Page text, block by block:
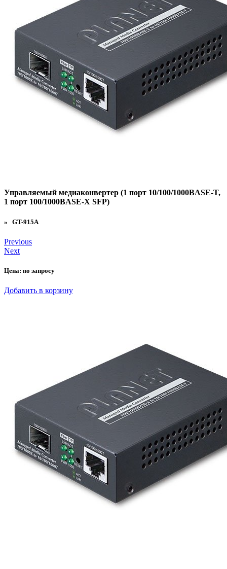
Управляемый медиаконвертер (1 порт 10/100/1000BASE-T,
1 порт 100/1000BASE-X SFP)
» GT-915A
Previous
Next
Цена: по запросу
Добавить в корзину